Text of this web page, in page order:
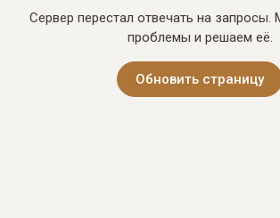
Сервер перестал отвечать на запросы.
проблемы и решаем её.
Обновить страницу